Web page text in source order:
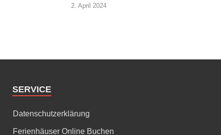
2. April 2024
SERVICE
Datenschutzerklärung
Ferienhäuser Online Buchen